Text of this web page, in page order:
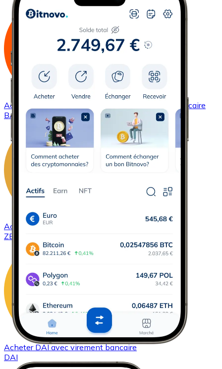
Acheter
avec virement bancaire
BAT
AcheterZCash
ZEC
Acheter DAIavec virement bancaire
DAI